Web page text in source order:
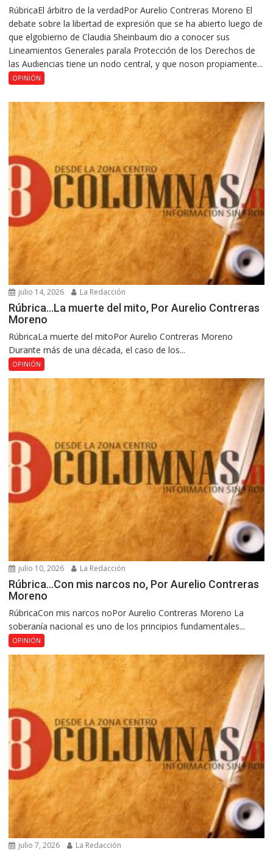
RúbricaEl árbitro de la verdadPor Aurelio Contreras Moreno El
debate sobre la libertad de expresión que se ha abierto luego de
que elgobierno de Claudia Sheinbaum dio a conocer sus
Lineamientos Generales parala Protección de los Derechos de
las Audiencias tiene un nodo central, y que noson propiamente...
OPINIÓN
julio 14, 2026 La Redacción
Rúbrica…La muerte del mito, Por Aurelio Contreras
Moreno
RúbricaLa muerte del mitoPor Aurelio Contreras Moreno
Durante más de una década, el caso de los...
OPINIÓN
julio 10, 2026 La Redacción
Rúbrica…Con mis narcos no, Por Aurelio Contreras
Moreno
RúbricaCon mis narcos noPor Aurelio Contreras Moreno La
soberanía nacional es uno de los principios fundamentales...
OPINIÓN
julio 7, 2026 La Redacción